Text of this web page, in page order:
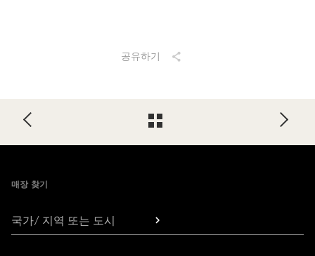
공유하기
Footer
매장 찾기
국가/ 지역 또는 도시